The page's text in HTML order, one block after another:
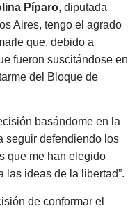
Píparo, diputada
Aires, tengo el agrado
que, debido a
fueron suscitándose en
del Bloque de
basándome en la
seguir defendiendo los
que me han elegido
las ideas de la libertad”.
de conformar el